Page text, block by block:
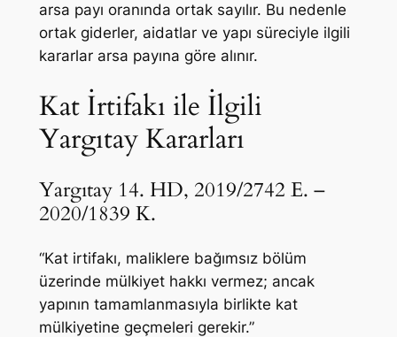
arsa payı oranında ortak sayılır. Bu nedenle
ortak giderler, aidatlar ve yapı süreciyle ilgili
kararlar arsa payına göre alınır.
Kat İrtifakı ile İlgili
Yargıtay Kararları
Yargıtay 14. HD, 2019/2742 E. –
2020/1839 K.
“Kat irtifakı, maliklere bağımsız bölüm
üzerinde mülkiyet hakkı vermez; ancak
yapının tamamlanmasıyla birlikte kat
mülkiyetine geçmeleri gerekir.”